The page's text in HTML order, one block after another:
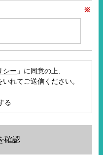
※
シー 」に同意の上、
れてご送信ください。
る
確認